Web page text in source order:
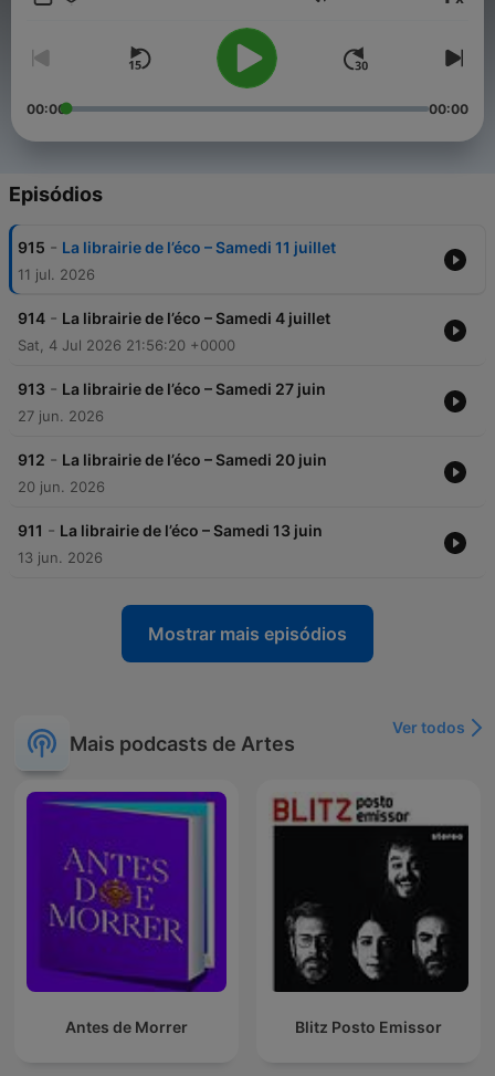
Volume
00:00 00:00
Episódios
915 - La librairie de l’éco – Samedi 11 juillet
11 jul. 2026
914 - La librairie de l’éco – Samedi 4 juillet
Sat, 4 Jul 2026 21:56:20 +0000
913 - La librairie de l’éco – Samedi 27 juin
27 jun. 2026
912 - La librairie de l’éco – Samedi 20 juin
20 jun. 2026
911 - La librairie de l’éco – Samedi 13 juin
13 jun. 2026
Mostrar mais episódios
Mais podcasts de Artes
Ver todos
Antes de Morrer Blitz Posto Emissor